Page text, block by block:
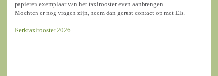
papieren exemplaar van het taxirooster even aanbrengen.
Mochten er nog vragen zijn, neem dan gerust contact op met Els.
Kerktaxirooster 2026